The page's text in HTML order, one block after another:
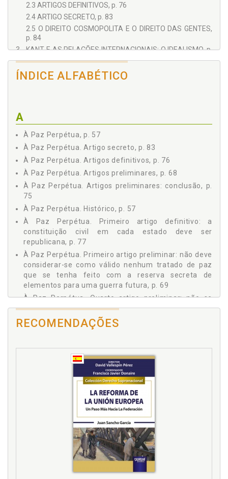
2.3 ARTIGOS DEFINITIVOS, p. 76
2.4 ARTIGO SECRETO, p. 83
2.5 O DIREITO COSMOPOLITA E O DIREITO DAS GENTES,
p. 84
3 - KANT E AS RELAÇÕES INTERNACIONAIS: O IDEALISMO, p.
89
3.1 WOODROW WILSON: DISCURSO DE APOIO À LIGA DAS
NAÇÕES, p. 112
4.2 A INFLUÊNCIA DA OBRA "À PAZ PERPÉTUA" DE KANT
NA REDAÇÃO E NO ESPÍRITO DA CARTA DAS NAÇÕES
REFERÊNCIAS, p. 139
ANEXO, p. 143
ÍNDICE ALFABÉTICO
A
À Paz Perpétua, p. 57
À Paz Perpétua. Artigo secreto, p. 83
À Paz Perpétua. Artigos definitivos, p. 76
À Paz Perpétua. Artigos preliminares, p. 68
À Paz Perpétua. Artigos preliminares: conclusão, p.
75
À Paz Perpétua. Histórico, p. 57
À Paz Perpétua. Primeiro artigo definitivo: a
constituição civil em cada estado deve ser
republicana, p. 77
À Paz Perpétua. Primeiro artigo preliminar: não deve
considerar-se como válido nenhum tratado de paz
que se tenha feito com a reserva secreta de
elementos para uma guerra futura, p. 69
À Paz Perpétua. Quarto artigo preliminar: não se
devem emitir dívidas públicas em relação com os
assuntos da política exterior, p. 71
À Paz Perpétua. Quinto artigo preliminar: nenhum
À Paz Perpétua. Segundo artigo definitivo: o direito
das gentes deve fundar-se numa federação de
estados livres, p. 80
À Paz Perpétua. Segundo artigo preliminar: nenhum
estado independente (grande ou pequeno, aqui
tanto faz) poderá ser adquirido por outro mediante
herança, troca, compra ou doação, p. 69
À Paz Perpétua. Sexto artigo preliminar: nenhum
estado em guerra com outro deve permitir tais
hostilidades que tornem impossível a confiança
mútua na paz futura, como, por exemplo, o emprego
RECOMENDAÇÕES